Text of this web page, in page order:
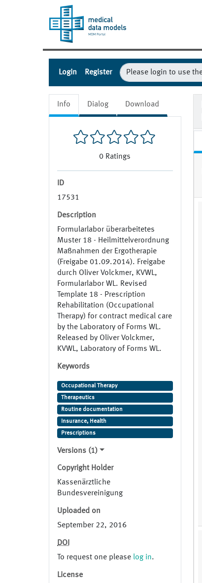
Login Register
Info Dialog Download
0 Ratings
ID
17531
Description
Formularlabor überarbeitetes
Muster 18 - Heilmittelverordnung
Maßnahmen der Ergotherapie
(Freigabe 01.09.2014). Freigabe
durch Oliver Volckmer, KVWL,
Formularlabor WL. Revised
Template 18 - Prescription
Rehabilitation (Occupational
Therapy) for contract medical care
by the Laboratory of Forms WL.
Released by Oliver Volckmer,
KVWL, Laboratory of Forms WL.
Keywords
Occupational Therapy
Therapeutics
Routine documentation
Insurance, Health
Prescriptions
Versions (1)
Copyright Holder
Kassenärztliche
Bundesvereinigung
Uploaded on
September 22, 2016
DOI
To request one please log in.
License